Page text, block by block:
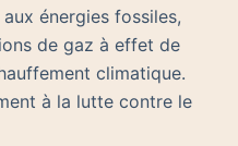
énergies fossiles,
de gaz à effet de
climatique.
à la lutte contre le